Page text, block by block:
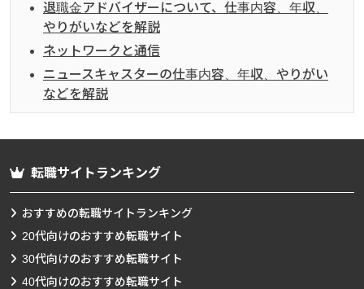
退職金アドバイザーについて、仕事内容、年収、
やりがいなどを解説
ネットワークと通信
ニュースキャスターの仕事内容、年収、やりがい
などを解説
転職サイトランキング
おすすめの転職サイトランキング
20代向けのおすすめ転職サイト
30代向けのおすすめ転職サイト
40代向けのおすすめ転職サイト